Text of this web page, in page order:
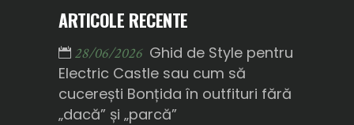
ARTICOLE RECENTE
28/06/2026 Ghid de Style pentru
Electric Castle sau cum să
cucerești Bonțida în outfituri fără
„dacă” și „parcă”